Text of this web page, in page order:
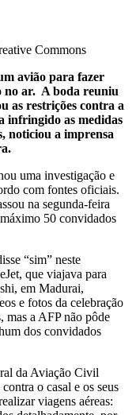
Commons
avião para fazer
no ar. A boda reuniu
as restrições contra a
infringido as medidas
noticiou a imprensa
uma investigação e
com fontes oficiais.
na segunda-feira
50 convidados
“sim” neste
que viajava para
em Madurai,
e fotos da celebração
mas a AFP não pôde
dos convidados
da Aviação Civil
o casal e os seus
viagens aéreas: